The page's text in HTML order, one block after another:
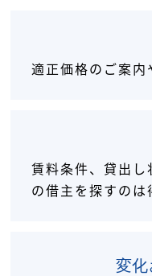
適正価格のご案内
賃料条件、貸出
の借主を探すのは
変化